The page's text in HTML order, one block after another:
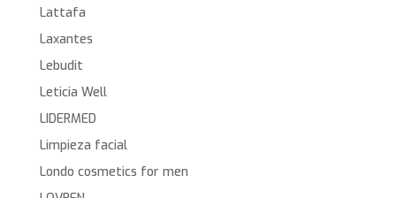
Lattafa
Laxantes
Lebudit
Leticia Well
LIDERMED
Limpieza facial
Londo cosmetics for men